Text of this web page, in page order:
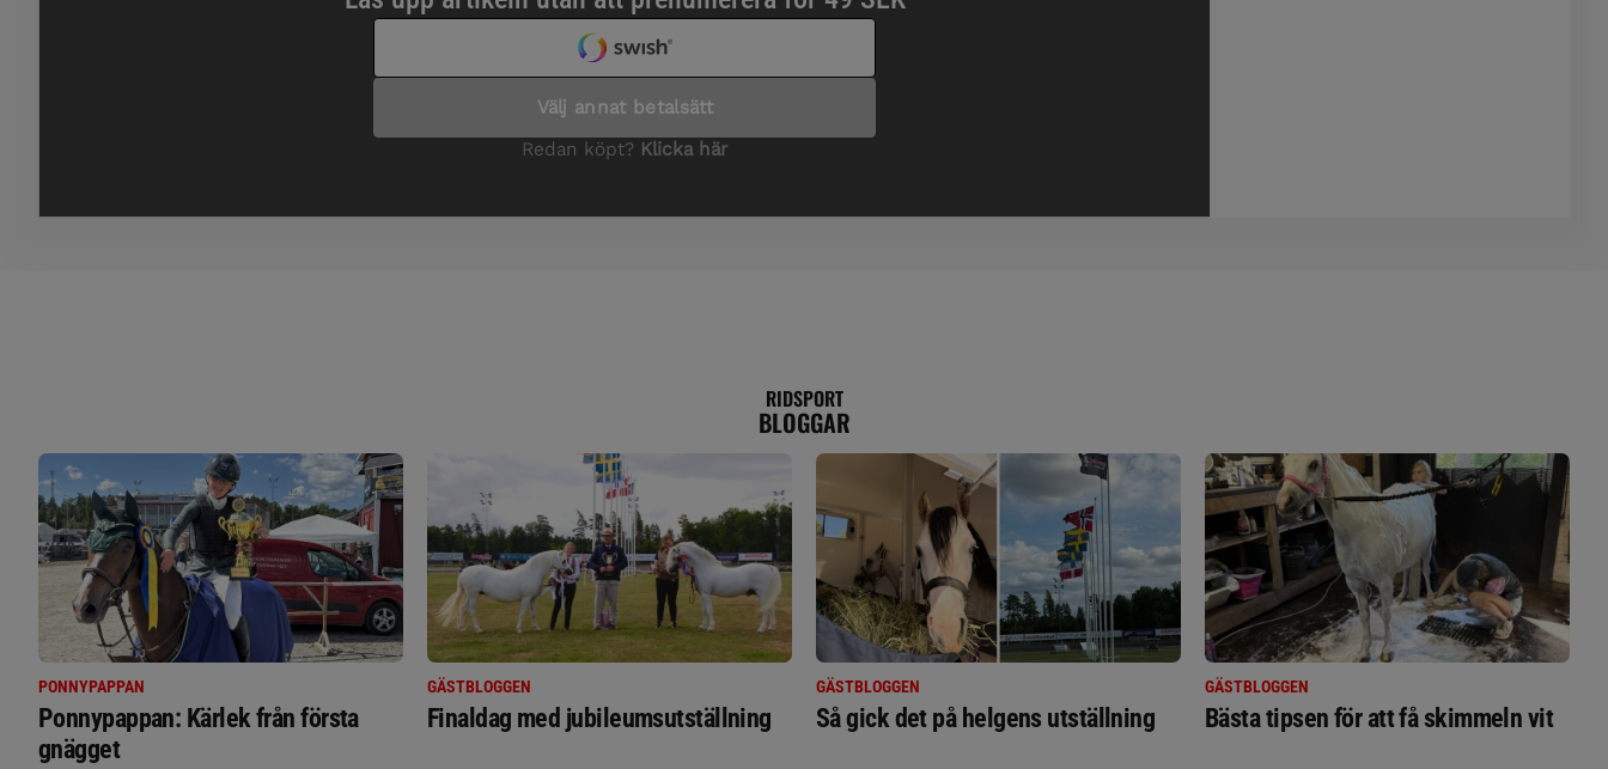
RIDSPORT
BLOGGAR
PONNYPAPPAN
Ponnypappan: Kärlek från första
gnägget
GÄSTBLOGGEN
Finaldag med jubileumsutställning
GÄSTBLOGGEN
Så gick det på helgens utställning
GÄSTBLOGGEN
Bästa tipsen för att få skimmeln vit